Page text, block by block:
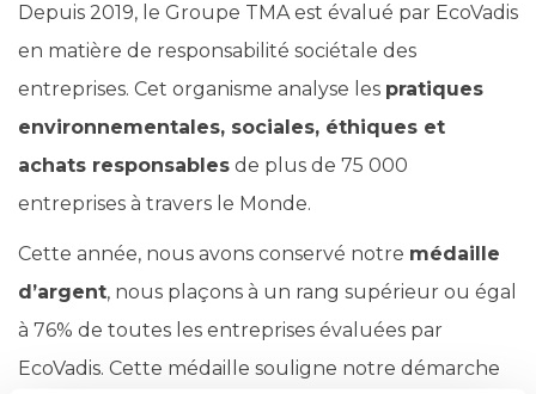
Depuis 2019, le Groupe TMA est évalué par EcoVadis
en matière de responsabilité sociétale des
entreprises. Cet organisme analyse les pratiques
environnementales, sociales, éthiques et
achats responsables de plus de 75 000
entreprises à travers le Monde.
Cette année, nous avons conservé notre médaille
d’argent, nous plaçons à un rang supérieur ou égal
à 76% de toutes les entreprises évaluées par
EcoVadis. Cette médaille souligne notre démarche